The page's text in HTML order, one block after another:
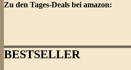
Zu den Tages-Deals bei amazon:
BESTSELLER